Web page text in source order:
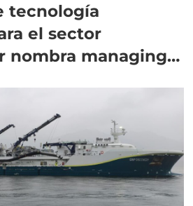
tecnología
el sector
nombra managing